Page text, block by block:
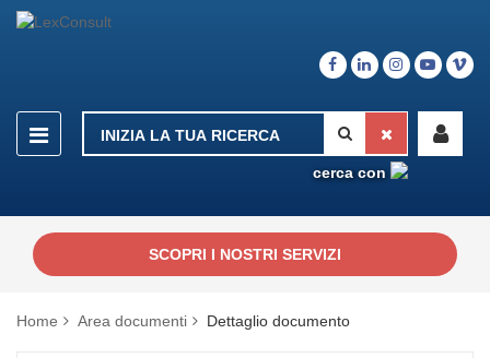
cerca con
SCOPRI I NOSTRI SERVIZI
Home Area documenti Dettaglio documento